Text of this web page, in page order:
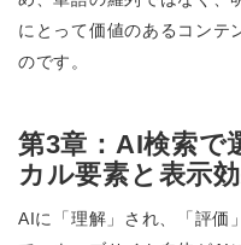
にとって価値のあるコンテ
のです。
第3章：AI検索で
カル要素と表示
AIに「理解」され、「評価